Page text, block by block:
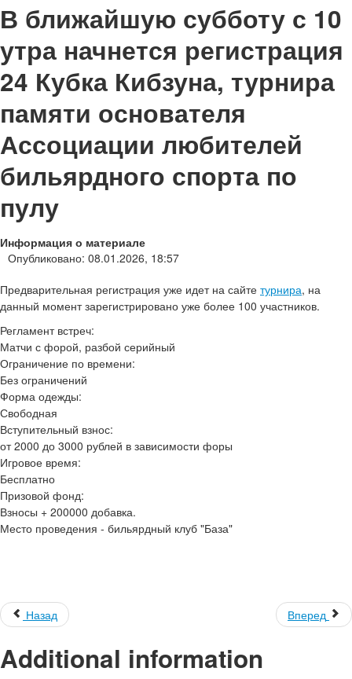
В ближайшую субботу с 10
утра начнется регистрация
24 Кубка Кибзуна, турнира
памяти основателя
Ассоциации любителей
бильярдного спорта по
пулу
Информация о материале
Опубликовано: 08.01.2026, 18:57
Предварительная регистрация уже идет на сайте турнира, на
данный момент зарегистрировано уже более 100 участников.
Регламент встреч:
Матчи с форой, разбой серийный
Ограничение по времени:
Без ограничений
Форма одежды:
Свободная
Вступительный взнос:
от 2000 до 3000 рублей в зависимости форы
Игровое время:
Бесплатно
Призовой фонд:
Взносы + 200000 добавка.
Место проведения - бильярдный клуб "База"
Назад Вперед
Additional information